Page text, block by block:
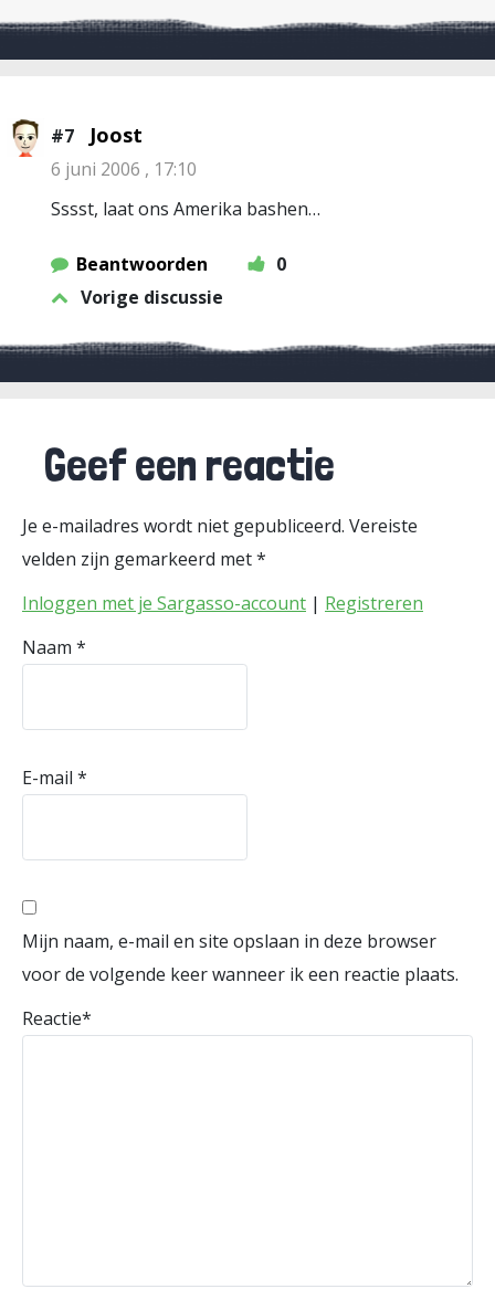
#7 Joost
6 juni 2006 , 17:10
Sssst, laat ons Amerika bashen…
Beantwoorden
0
Vorige discussie
Geef een reactie
Je e-mailadres wordt niet gepubliceerd. Vereiste
velden zijn gemarkeerd met*
Inloggen met je Sargasso-account | Registreren
Naam *
E-mail *
Mijn naam, e-mail en site opslaan in deze browser
voor de volgende keer wanneer ik een reactie plaats.
Reactie*